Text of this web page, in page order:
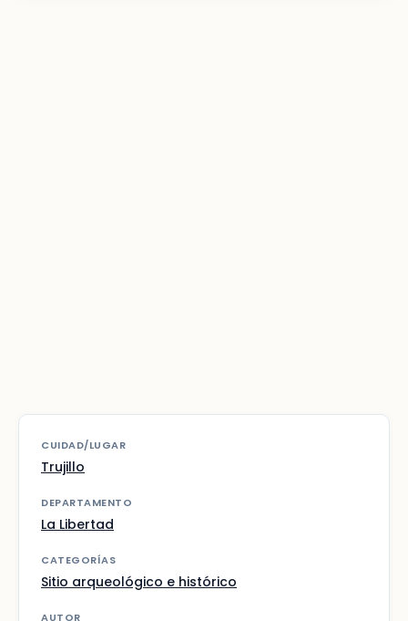
CUIDAD/LUGAR
Trujillo
DEPARTAMENTO
La Libertad
CATEGORÍAS
Sitio arqueológico e histórico
AUTOR